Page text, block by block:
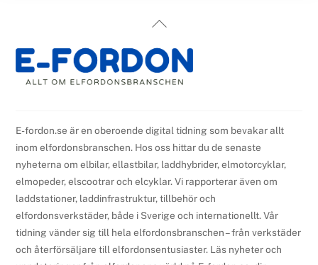
Back
Top
E-fordon.se är en oberoende digital tidning som bevakar allt
inom elfordonsbranschen. Hos oss hittar du de senaste
nyheterna om elbilar, ellastbilar, laddhybrider, elmotorcyklar,
elmopeder, elscootrar och elcyklar. Vi rapporterar även om
laddstationer, laddinfrastruktur, tillbehör och
elfordonsverkstäder, både i Sverige och internationellt. Vår
tidning vänder sig till hela elfordonsbranschen – från verkstäder
och återförsäljare till elfordonsentusiaster. Läs nyheter och